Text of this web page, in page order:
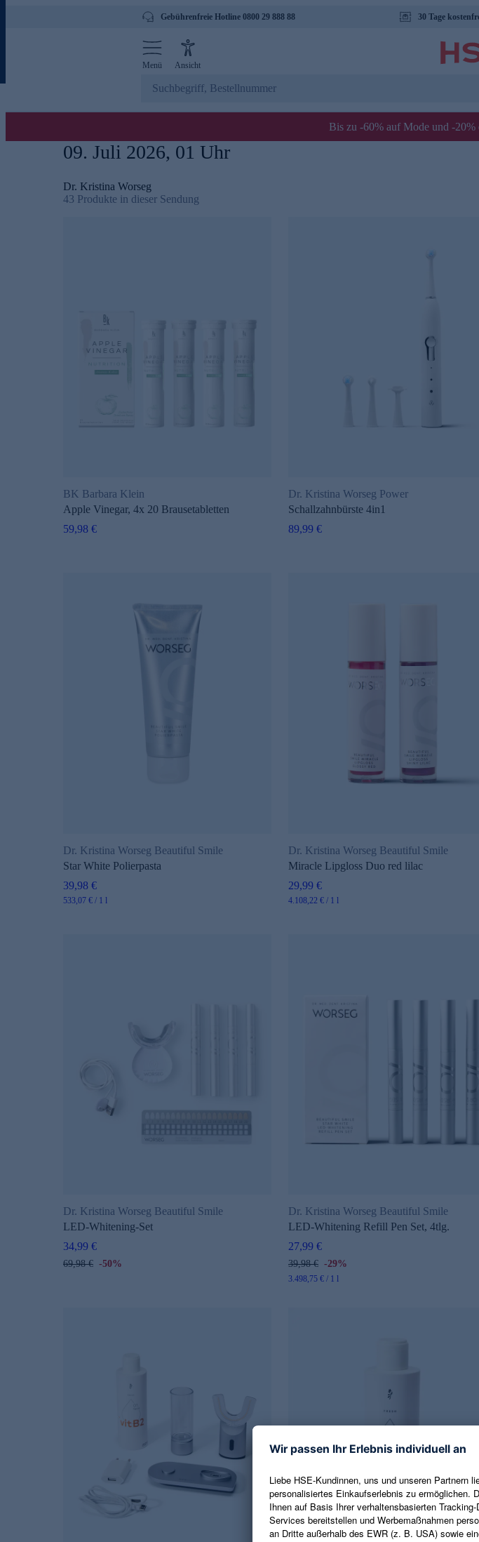
Gebührenfreie Hotline 0800 29 888 88 30 Tage
Menü Ansicht
Bis zu -60% auf Mode und -20%
09. Juli 2026, 01 Uhr
Dr. Kristina Worseg
43 Produkte in dieser Sendung
BK Barbara Klein
Apple Vinegar, 4x 20 Brausetabletten
59,98 €
Dr. Kristina Worseg Power
Schallzahnbürste 4in1
89,99 €
Dr. Kristina Worseg Beautiful Smile
Star White Polierpasta
39,98 €
533,07 € / 1 l
Dr. Kristina Worseg Beautiful Smile
Miracle Lipgloss Duo red lilac
29,99 €
4.108,22 € / 1 l
Dr. Kristina Worseg Beautiful Smile
LED-Whitening-Set
34,99 €
69,98 € -50%
Dr. Kristina Worseg Beautiful Smile
LED-Whitening Refill Pen Set, 4tlg.
27,99 €
39,98 € -29%
3.498,75 € / 1 l